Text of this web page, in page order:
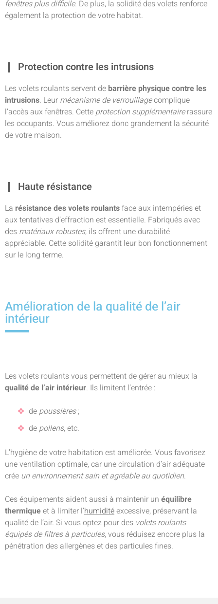
fenêtres plus difficile. De plus, la solidité des volets renforce
également la protection de votre habitat.
Protection contre les intrusions
Les volets roulants servent de barrière physique contre les
intrusions. Leur mécanisme de verrouillagecomplique
l’accès aux fenêtres. Cetteprotection supplémentairerassure
les occupants. Vous améliorez donc grandement la sécurité
de votre maison.
Haute résistance
La résistance des volets roulantsface aux intempéries et
aux tentatives d’effraction est essentielle. Fabriqués avec
des matériaux robustes, ils offrent une durabilité
appréciable. Cette solidité garantit leur bon fonctionnement
sur le long terme.
Amélioration de la qualité de l’air
intérieur
Les volets roulants vous permettent de gérer au mieux la
qualité de l’air intérieur. Ils limitent l’entrée :
depoussières;
depollens, etc.
L’hygiène de votre habitation est améliorée. Vous favorisez
une ventilation optimale, car une circulation d’air adéquate
crée un environnement sain et agréable au quotidien.
Ces équipements aident aussi à maintenir un équilibre
thermiqueet à limiter l’humiditéexcessive, préservant la
qualité de l’air. Si vous optez pour des volets roulants
équipés de filtres à particules, vous réduisez encore plus la
pénétration des allergènes et des particules fines.